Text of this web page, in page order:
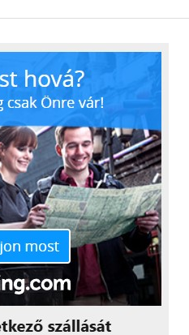
a Számlázz.hu
mire
Itt
hiszen azon
nap,
időt és
meg